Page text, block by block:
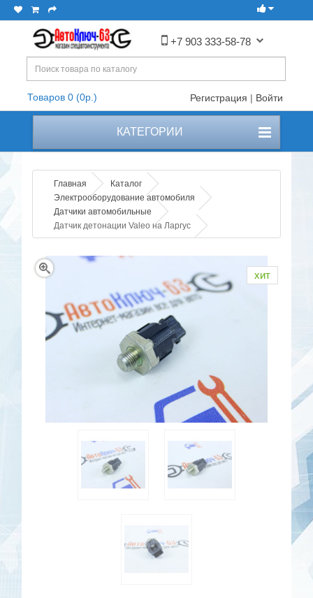
+7 903 333-58-78
Товаров 0 (0р.) Регистрация | Войти
КАТЕГОРИИ
Главная
Каталог
Электрооборудование автомобиля
Датчики автомобильные
Датчик детонации Valeo на Ларгус
хит